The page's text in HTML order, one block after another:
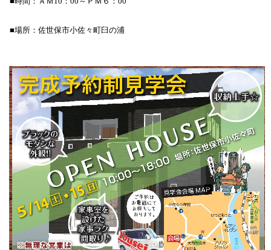
■場所：佐世保市小佐々町臼の浦